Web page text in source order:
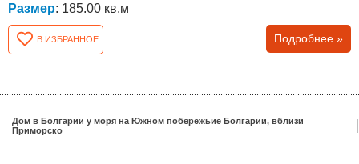
Размер: 185.00 кв.м
В ИЗБРАННОЕ Подробнее »
Дом в Болгарии у моря на Южном побережьие Болгарии, вблизи
Приморско